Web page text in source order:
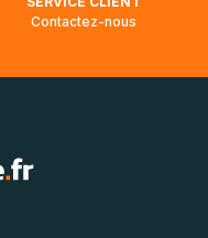
Contactez-nous